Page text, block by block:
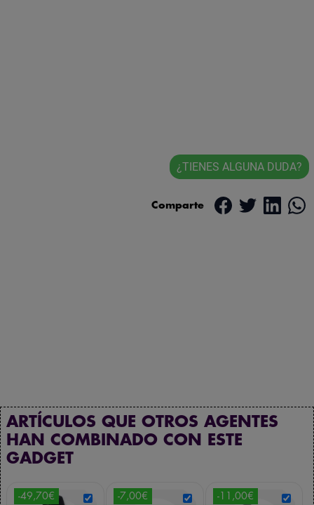
¿TIENES ALGUNA DUDA?
Comparte
ARTÍCULOS QUE OTROS AGENTES
HAN COMBINADO CON ESTE
GADGET
-49,70€ -7,00€ -11,00€